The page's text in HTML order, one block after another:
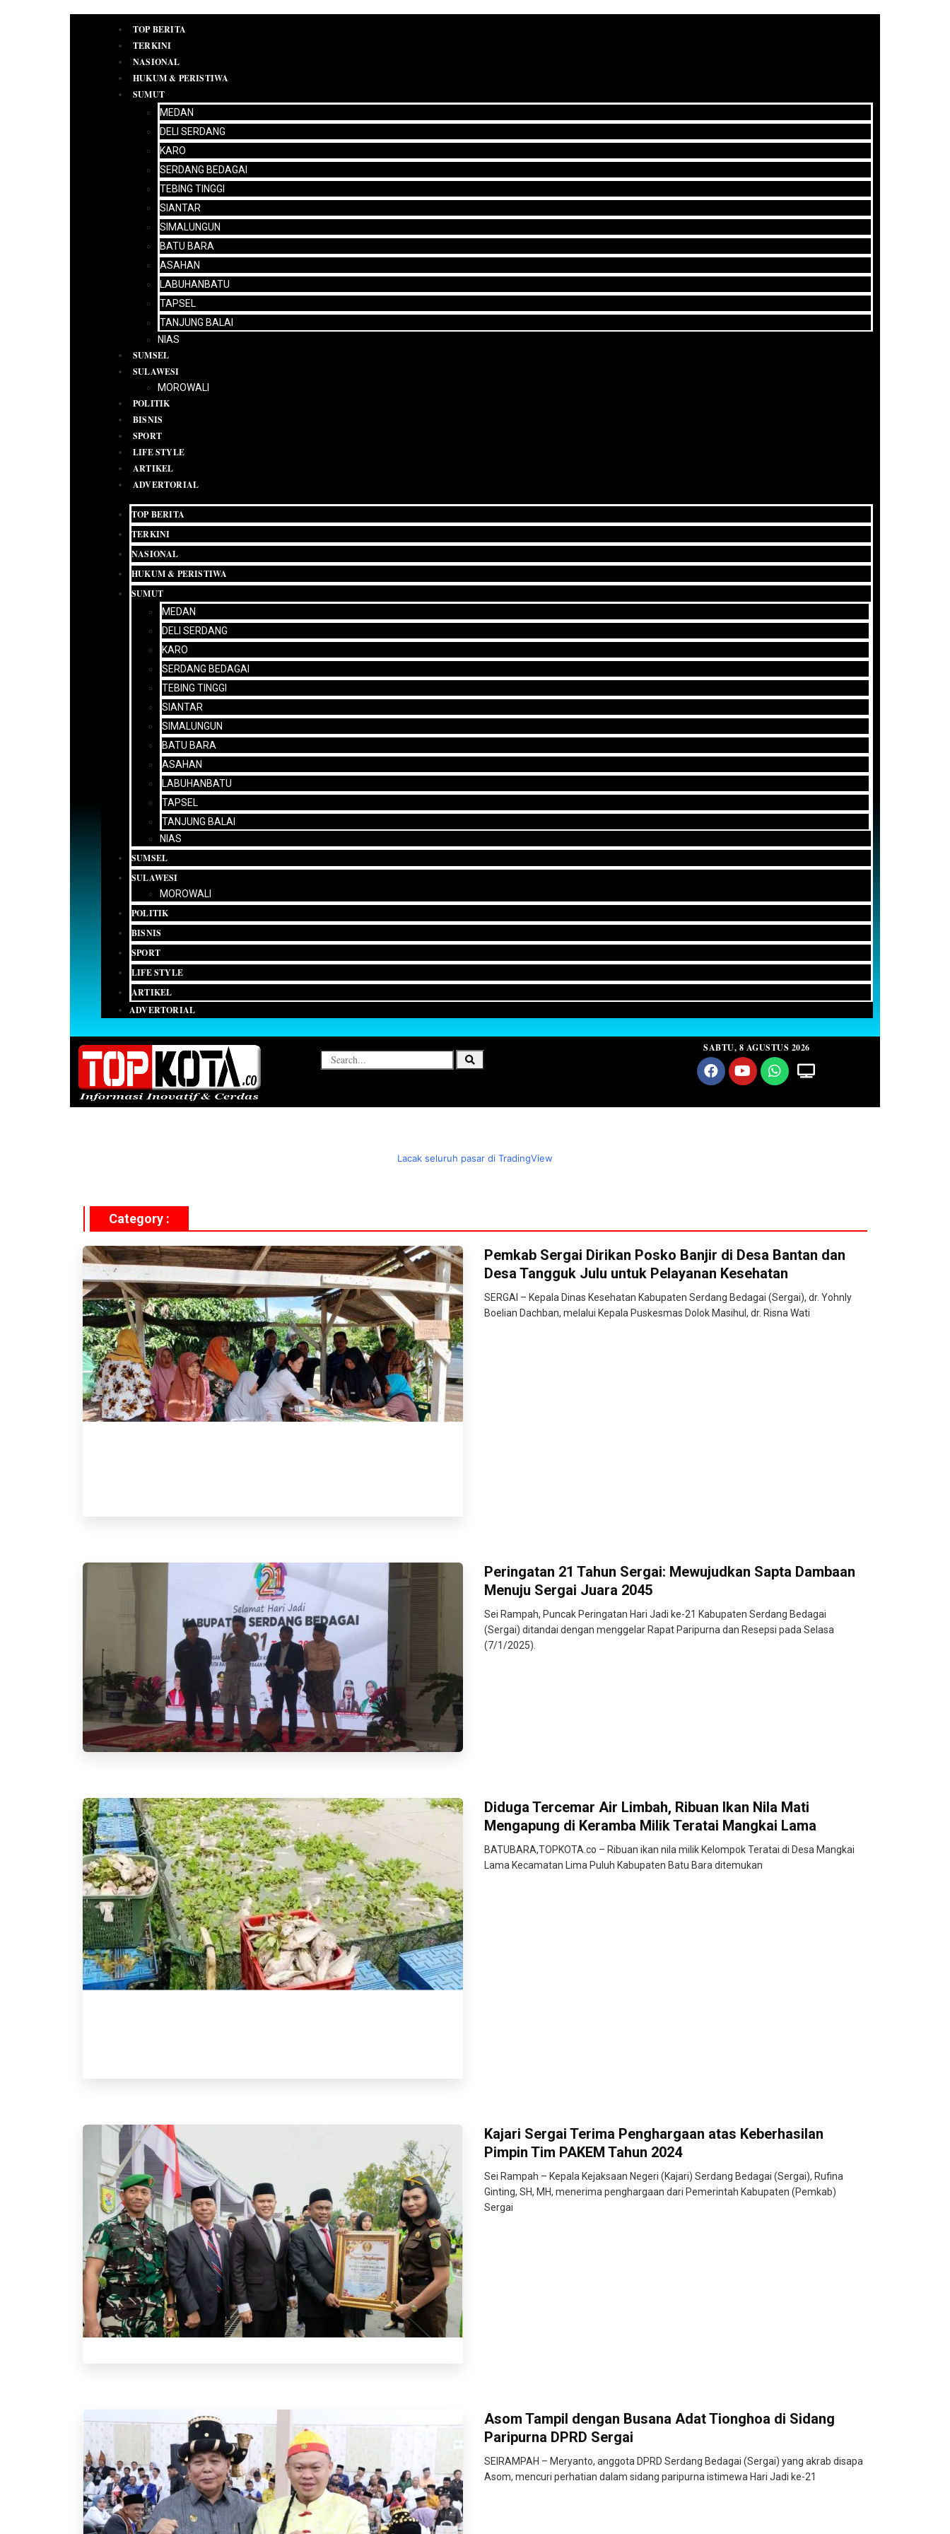
PEDOMAN
TOP BERITA
TERKINI
NASIONAL
HUKUM & PERISTIWA
SUMUT
MEDAN
DELI SERDANG
KARO
SERDANG BEDAGAI
TEBING TINGGI
SIANTAR
SIMALUNGUN
BATU BARA
ASAHAN
LABUHANBATU
TAPSEL
TANJUNG BALAI
NIAS
SUMSEL
SULAWESI
MOROWALI
POLITIK
BISNIS
SPORT
LIFE STYLE
ARTIKEL
ADVERTORIAL
TOP BERITA
TERKINI
NASIONAL
HUKUM & PERISTIWA
SUMUT
MEDAN
DELI SERDANG
KARO
SERDANG BEDAGAI
TEBING TINGGI
SIANTAR
SIMALUNGUN
BATU BARA
ASAHAN
LABUHANBATU
TAPSEL
TANJUNG BALAI
NIAS
SUMSEL
SULAWESI
MOROWALI
POLITIK
BISNIS
SPORT
LIFE STYLE
ARTIKEL
ADVERTORIAL
SABTU, 8 AGUSTUS 2026
Lacak seluruh pasar di TradingView
Category :
Pemkab Sergai Dirikan Posko Banjir di Desa Bantan dan
Desa Tangguk Julu untuk Pelayanan Kesehatan
SERGAI – Kepala Dinas Kesehatan Kabupaten Serdang Bedagai (Sergai), dr. Yohnly
Boelian Dachban, melalui Kepala Puskesmas Dolok Masihul, dr. Risna Wati
Peringatan 21 Tahun Sergai: Mewujudkan Sapta Dambaan
Menuju Sergai Juara 2045
Sei Rampah, Puncak Peringatan Hari Jadi ke-21 Kabupaten Serdang Bedagai
(Sergai) ditandai dengan menggelar Rapat Paripurna dan Resepsi pada Selasa
(7/1/2025).
Diduga Tercemar Air Limbah, Ribuan Ikan Nila Mati
Mengapung di Keramba Milik Teratai Mangkai Lama
BATUBARA,TOPKOTA.co – Ribuan ikan nila milik Kelompok Teratai di Desa Mangkai
Lama Kecamatan Lima Puluh Kabupaten Batu Bara ditemukan
Kajari Sergai Terima Penghargaan atas Keberhasilan
Pimpin Tim PAKEM Tahun 2024
Sei Rampah – Kepala Kejaksaan Negeri (Kajari) Serdang Bedagai (Sergai), Rufina
Ginting, SH, MH, menerima penghargaan dari Pemerintah Kabupaten (Pemkab)
Sergai
Asom Tampil dengan Busana Adat Tionghoa di Sidang
Paripurna DPRD Sergai
SEIRAMPAH – Meryanto, anggota DPRD Serdang Bedagai (Sergai) yang akrab disapa
Asom, mencuri perhatian dalam sidang paripurna istimewa Hari Jadi ke-21